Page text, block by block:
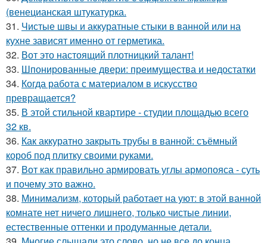
(венецианская штукатурка.
31. Чистые швы и аккуратные стыки в ванной или на
кухне зависят именно от герметика.
32. Вот это настоящий плотницкий талант!
33. Шпонированные двери: преимущества и недостатки
34. Когда работа с материалом в искусство
превращается?
35. В этой стильной квартире - студии площадью всего
32 кв.
36. Как аккуратно закрыть трубы в ванной: съёмный
короб под плитку своими руками.
37. Вот как правильно армировать углы армопояса - суть
и почему это важно.
38. Минимализм, который работает на уют: в этой ванной
комнате нет ничего лишнего, только чистые линии,
естественные оттенки и продуманные детали.